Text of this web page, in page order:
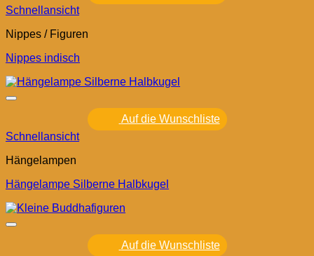
Schnellansicht
Nippes / Figuren
Nippes indisch
Auf die Wunschliste
Schnellansicht
Hängelampen
Hängelampe Silberne Halbkugel
Auf die Wunschliste